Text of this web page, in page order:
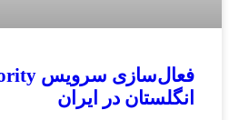
انگلستان در ایران